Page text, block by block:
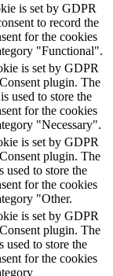
is set by GDPR
to record the
for the cookies
"Functional".
is set by GDPR
plugin. The
used to store the
for the cookies
"Necessary".
is set by GDPR
plugin. The
used to store the
for the cookies
"Other.
is set by GDPR
plugin. The
used to store the
for the cookies